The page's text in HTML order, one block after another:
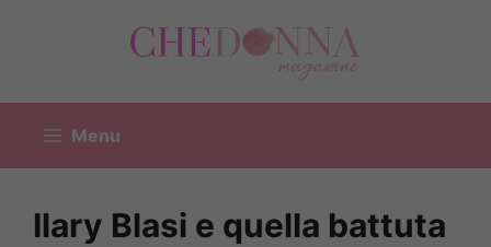
Menu
Ilary Blasi e quella battuta